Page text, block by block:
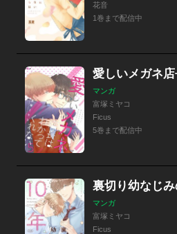
花音
1巻まで配信中
マンガ
富塚ミヤコ
Ficus
5巻まで配信中
マンガ
富塚ミヤコ
Ficus